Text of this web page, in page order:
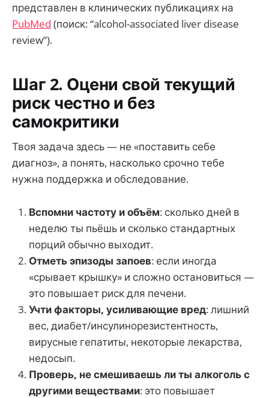
представлен в клинических публикациях на
PubMed (поиск: “alcohol-associated liver disease
review”).
Шаг 2. Оцени свой текущий
риск честно и без
самокритики
Твоя задача здесь — не «поставить себе
диагноз», а понять, насколько срочно тебе
нужна поддержка и обследование.
Вспомни частоту и объём: сколько дней в
неделю ты пьёшь и сколько стандартных
порций обычно выходит.
Отметь эпизоды запоев: если иногда
«срывает крышку» и сложно остановиться —
это повышает риск для печени.
Учти факторы, усиливающие вред: лишний
вес, диабет/инсулинорезистентность,
вирусные гепатиты, некоторые лекарства,
недосып.
Проверь, не смешиваешь ли ты алкоголь с
другими веществами: это повышает